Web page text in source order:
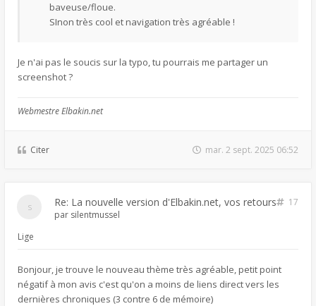
baveuse/floue.
SInon très cool et navigation très agréable !
Je n'ai pas le soucis sur la typo, tu pourrais me partager un
screenshot ?
Webmestre Elbakin.net
Citer mar. 2 sept. 2025 06:52
Re: La nouvelle version d'Elbakin.net, vos retours
17
par silentmussel
Lige
Bonjour, je trouve le nouveau thème très agréable, petit point
négatif à mon avis c'est qu'on a moins de liens direct vers les
dernières chroniques (3 contre 6 de mémoire)